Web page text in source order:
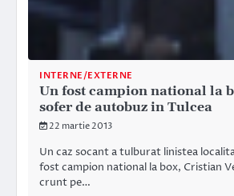
INTERNE/EXTERNE
Un fost campion national la
sofer de autobuz in Tulcea
22 martie 2013
Un caz socant a tulburat linistea
fost campion national la box, Cristian
crunt pe…